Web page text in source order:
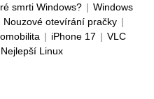
smrti Windows? | Windows
Nouzové otevírání pračky |
| iPhone 17 | VLC
Nejlepší Linux